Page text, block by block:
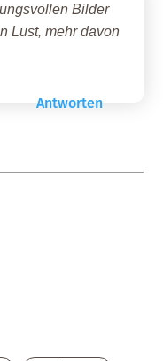
Bilder
Lust, mehr davon
Antworten